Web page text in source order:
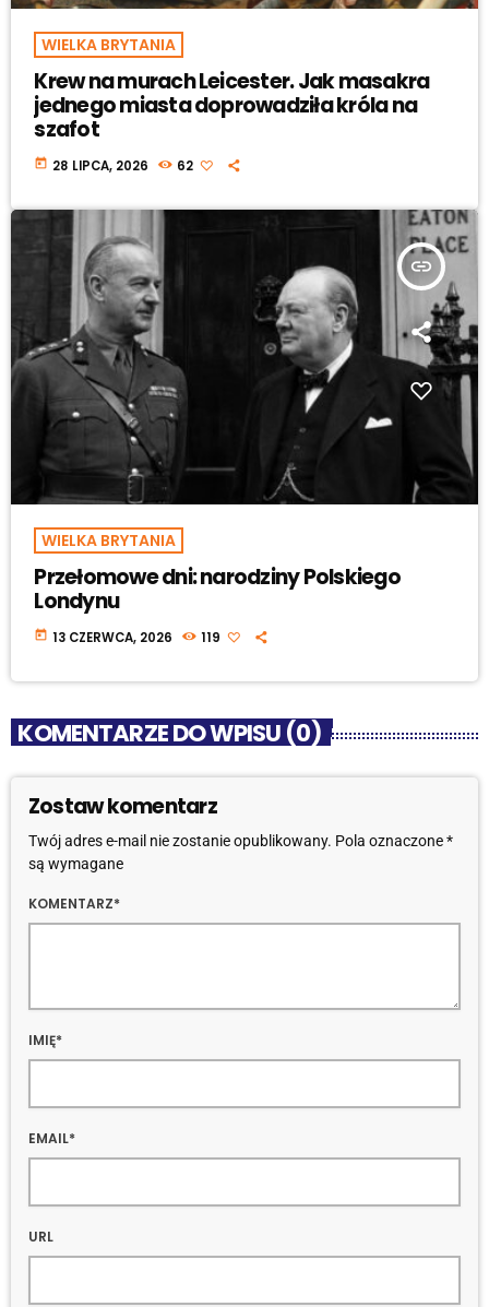
WIELKA BRYTANIA
Krew na murach Leicester. Jak masakra
jednego miasta doprowadziła króla na
szafot
today 28 LIPCA, 2026 62
insert_link
WIELKA BRYTANIA
Przełomowe dni: narodziny Polskiego
Londynu
today 13 CZERWCA, 2026 119
KOMENTARZE DO WPISU (0)
Zostaw komentarz
Twój adres e-mail nie zostanie opublikowany. Pola oznaczone *
są wymagane
KOMENTARZ*
IMIĘ*
EMAIL*
URL